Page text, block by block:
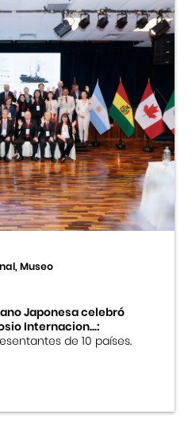
Museo
Japonesa celebró
Internacion...:
de 10 países.